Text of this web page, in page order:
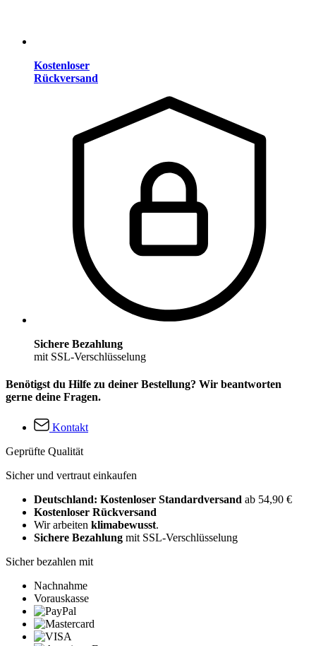
Kostenloser
Rückversand
Sichere Bezahlung
mit SSL-Verschlüsselung
Benötigst du Hilfe zu deiner Bestellung? Wir beantworten
gerne deine Fragen.
Kontakt
Geprüfte Qualität
Sicher und vertraut einkaufen
Deutschland: Kostenloser Standardversand ab 54,90 €
Kostenloser Rückversand
Wir arbeiten klimabewusst.
Sichere Bezahlung mit SSL-Verschlüsselung
Sicher bezahlen mit
Nachnahme
Vorauskasse